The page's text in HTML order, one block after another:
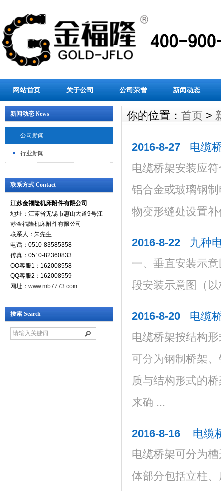
网站首页 关于公司 公司荣誉 新闻动态
新闻动态 News
公司新闻
行业新闻
联系方式 Contact
江苏金福隆机床附件有限公司
地址：江苏省无锡市惠山大道9号江
苏金福隆机床附件有限公司
联系人：朱先生
电话：0510-83585358
传真：0510-82360833
QQ客服1：162008558
QQ客服2：162008559
网址： www.mb7773.com
搜索 Search
你的位置： 首页 >
2016-8-27
电缆
电缆桥架安装应
铝合金或玻璃钢
物变形缝处设置
2016-8-22
九种
一、垂直安装示
段安装示意图（
2016-8-20
电缆
电缆桥架按结构
可分为钢制桥架
质与结构形式的
来确 ...
2016-8-16
电缆
电缆桥架可分为
体部分包括立柱